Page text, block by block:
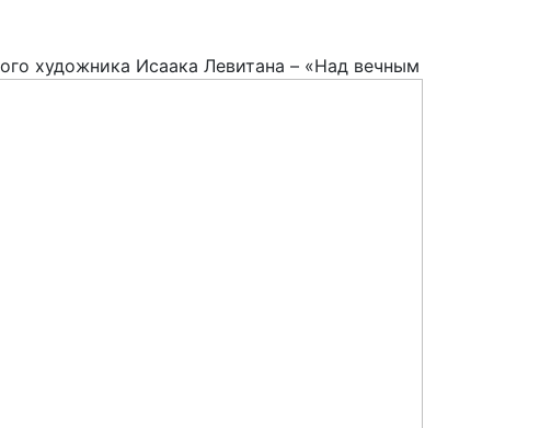
художника Исаака Левитана – «Над вечным